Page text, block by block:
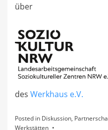
über
des Werkhaus e.V.
Posted in Diskussion,
Werkstätten